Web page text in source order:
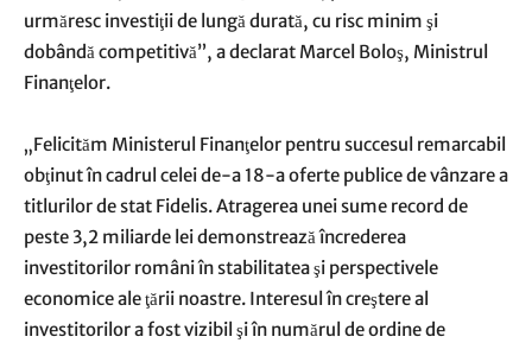
urmăresc investiţii de lungă durată, cu risc minim şi
dobândă competitivă”, a declarat Marcel Boloş, Ministrul
Finanţelor.
„Felicităm Ministerul Finanţelor pentru succesul remarcabil
obţinut în cadrul celei de-a 18-a oferte publice de vânzare a
titlurilor de stat Fidelis. Atragerea unei sume record de
peste 3,2 miliarde lei demonstrează încrederea
investitorilor români în stabilitatea şi perspectivele
economice ale ţării noastre. Interesul în creştere al
investitorilor a fost vizibil şi în numărul de ordine de